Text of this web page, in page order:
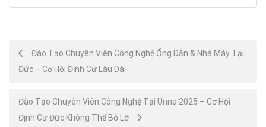
Post
navigation
Đào Tạo Chuyên Viên Công Nghệ Ống Dẫn & Nhà Máy Tại
Đức – Cơ Hội Định Cư Lâu Dài
Đào Tạo Chuyên Viên Công Nghệ Tại Unna 2025 – Cơ Hội
Định Cư Đức Không Thể Bỏ Lỡ